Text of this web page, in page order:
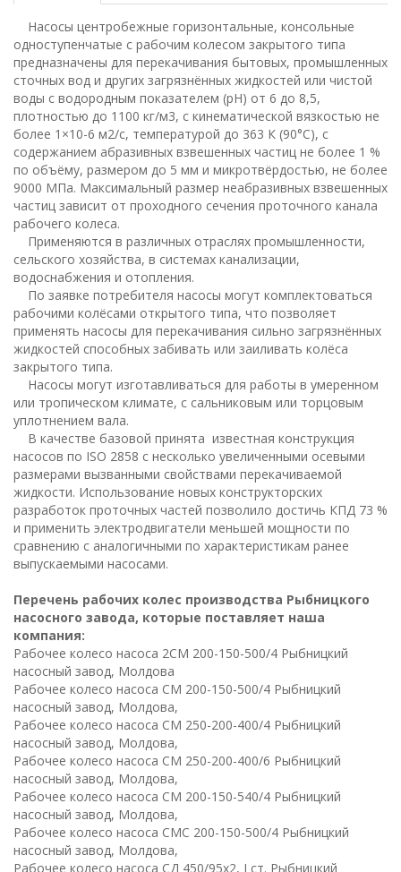
Насосы центробежные горизонтальные, консольные
одноступенчатые с рабочим колесом закрытого типа
предназначены для перекачивания бытовых, промышленных
сточных вод и других загрязнённых жидкостей или чистой
воды с водородным показателем (рН) от 6 до 8,5,
плотностью до 1100 кг/м3, с кинематической вязкостью не
более 1×10-6 м2/с, температурой до 363 К (90°С), с
содержанием абразивных взвешенных частиц не более 1 %
по объёму, размером до 5 мм и микротвёрдостью, не более
9000 МПа. Максимальный размер неабразивных взвешенных
частиц зависит от проходного сечения проточного канала
рабочего колеса.
Применяются в различных отраслях промышленности,
сельского хозяйства, в системах канализации,
водоснабжения и отопления.
По заявке потребителя насосы могут комплектоваться
рабочими колёсами открытого типа, что позволяет
применять насосы для перекачивания сильно загрязнённых
жидкостей способных забивать или заиливать колёса
закрытого типа.
Насосы могут изготавливаться для работы в умеренном
или тропическом климате, с сальниковым или торцовым
уплотнением вала.
В качестве базовой принята известная конструкция
насосов по ISO 2858 с несколько увеличенными осевыми
размерами вызванными свойствами перекачиваемой
жидкости. Использование новых конструкторских
разработок проточных частей позволило достичь КПД 73 %
и применить электродвигатели меньшей мощности по
сравнению с аналогичными по характеристикам ранее
выпускаемыми насосами.
Перечень рабочих колес производства Рыбницкого
насосного завода, которые поставляет наша
компания:
Рабочее колесо насоса 2СМ 200-150-500/4 Рыбницкий
насосный завод, Молдова
Рабочее колесо насоса СМ 200-150-500/4 Рыбницкий
насосный завод, Молдова,
Рабочее колесо насоса СМ 250-200-400/4 Рыбницкий
насосный завод, Молдова,
Рабочее колесо насоса СМ 250-200-400/6 Рыбницкий
насосный завод, Молдова,
Рабочее колесо насоса СМ 200-150-540/4 Рыбницкий
насосный завод, Молдова,
Рабочее колесо насоса СМС 200-150-500/4 Рыбницкий
насосный завод, Молдова,
Рабочее колесо насоса СД 450/95х2, I ст. Рыбницкий